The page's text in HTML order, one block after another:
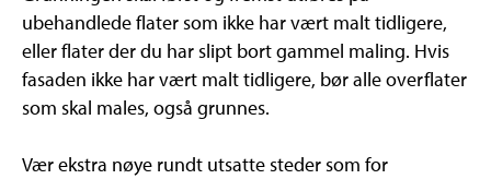
ubehandlede flater som ikke har vært malt tidligere,
eller flater der du har slipt bort gammel maling. Hvis
fasaden ikke har vært malt tidligere, bør alle overflater
som skal males, også grunnes.
Vær ekstra nøye rundt utsatte steder som for